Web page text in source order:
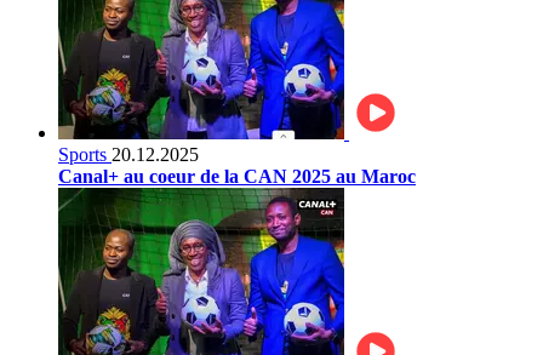
Sports 20.12.2025
Canal+ au coeur de la CAN 2025 au Maroc